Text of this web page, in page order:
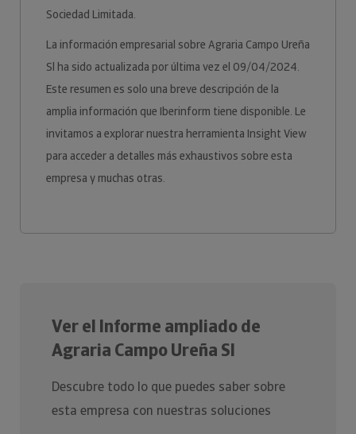
Sociedad Limitada.
La información empresarial sobre Agraria Campo Ureña
Sl ha sido actualizada por última vez el 09/04/2024.
Este resumen es solo una breve descripción de la
amplia información que Iberinform tiene disponible. Le
invitamos a explorar nuestra herramienta Insight View
para acceder a detalles más exhaustivos sobre esta
empresa y muchas otras.
Ver el Informe ampliado de
Agraria Campo Ureña Sl
Descubre todo lo que puedes saber sobre
esta empresa con nuestras soluciones